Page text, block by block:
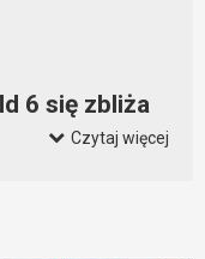
6 się zbliża
Czytaj więcej